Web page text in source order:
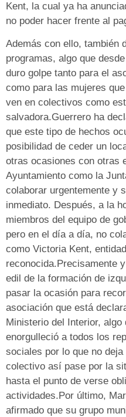
Kent, la cual ya ha
no poder hacer frente al
Además con ello, también
programas, algo que
duro golpe tanto para el
como para las mujeres
ven en colectivos como
salvadora.Guerrero ha
que este tipo de hechos
posibilidad de ceder un
otras ocasiones con otras
Ayuntamiento como la
colaborar urgentemente y
inmediato. Después, a la
miembros del equipo de
pero en el día a día, no
como Victoria Kent,
reconocida.Precisamente
edil de la formación de
pasar la ocasión para
asociación que está
Ministerio del Interior, algo
enorgulleció a todos los
sociales por lo que no
colectivo así pase por la
hasta el punto de verse
actividades.Por último,
afirmado que su grupo